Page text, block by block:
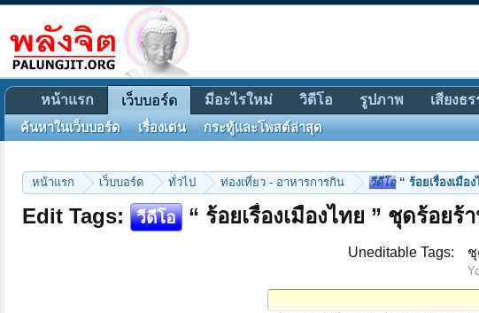
หน้าแรก เว็บบอร์ด ทั่วไป ท่องเที่ยว - อาหารการกิน วีดีโอ“ ร้อยเรื่องเมือ
Edit Tags: วีดีโอ “ ร้อยเรื่องเมืองไทย ” ชุดร้อย
Uneditable Tags:
หน้าแรก เว็บบอร์ด
ค้นหาในเว็บบอร์ด เรื่องเด่น กระทู้และโพสต์ล่าสุด
มีอะไรใหม่ วิดีโอ รูปภาพ เสียงธ